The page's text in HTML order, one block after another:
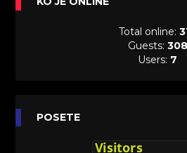
Sinhronizovano na Srpski
A.T.O.M. (Alpha Teens On
Sinhronizovano na Hrvatski
Anatane: Saving the Children
Total online:
Guests: 308
Users: 7
POSETE